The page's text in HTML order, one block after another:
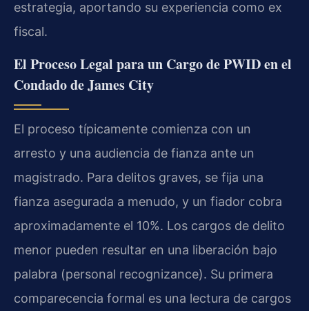
estrategia, aportando su experiencia como ex
fiscal.
El Proceso Legal para un Cargo de PWID en el
Condado de James City
El proceso típicamente comienza con un
arresto y una audiencia de fianza ante un
magistrado. Para delitos graves, se fija una
fianza asegurada a menudo, y un fiador cobra
aproximadamente el 10%. Los cargos de delito
menor pueden resultar en una liberación bajo
palabra (personal recognizance). Su primera
comparecencia formal es una lectura de cargos